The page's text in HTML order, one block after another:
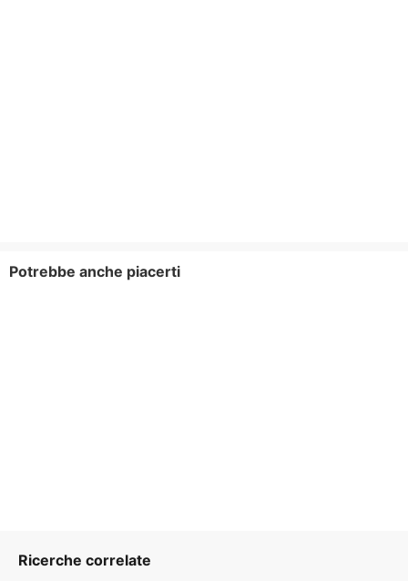
Potrebbe anche piacerti
Ricerche correlate